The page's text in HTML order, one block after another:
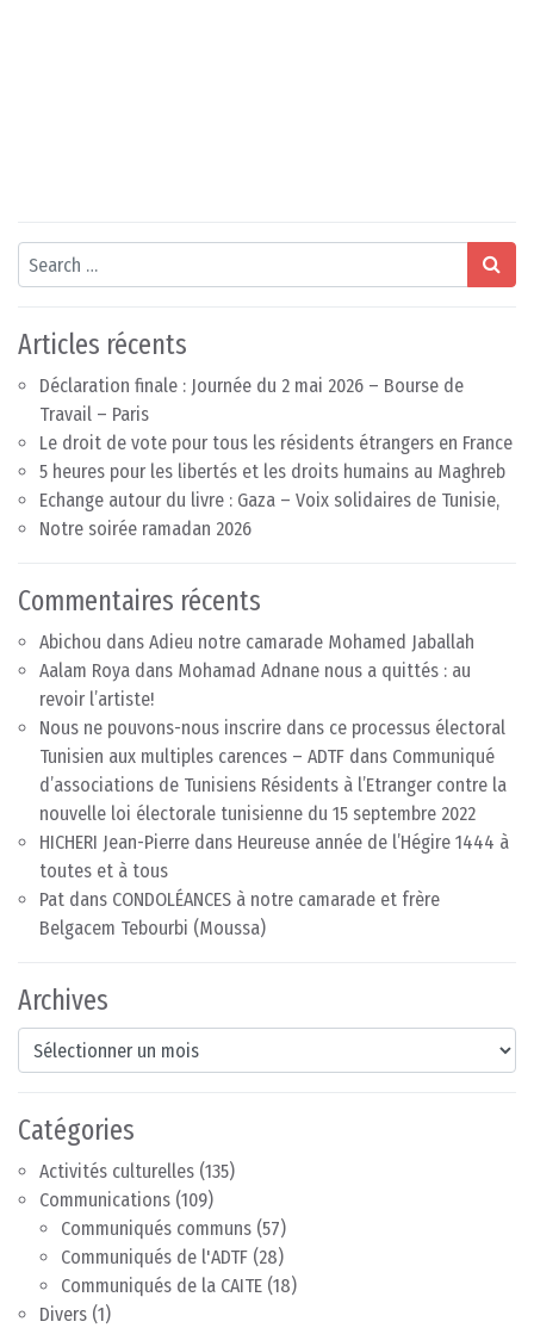
Search
Articles récents
Déclaration finale : Journée du 2 mai 2026 – Bourse de
Travail – Paris
Le droit de vote pour tous les résidents étrangers en France
5 heures pour les libertés et les droits humains au Maghreb
Echange autour du livre : Gaza – Voix solidaires de Tunisie,
Notre soirée ramadan 2026
Commentaires récents
Abichou dans Adieu notre camarade Mohamed Jaballah
Aalam Roya dans Mohamad Adnane nous a quittés : au
revoir l’artiste!
Nous ne pouvons-nous inscrire dans ce processus électoral
Tunisien aux multiples carences – ADTF dans Communiqué
d’associations de Tunisiens Résidents à l’Etranger contre la
nouvelle loi électorale tunisienne du 15 septembre 2022
HICHERI Jean-Pierre dans Heureuse année de l’Hégire 1444 à
toutes et à tous
Pat dans CONDOLÉANCES à notre camarade et frère
Belgacem Tebourbi (Moussa)
Archives
Archives
Catégories
Activités culturelles (135)
Communications (109)
Communiqués communs (57)
Communiqués de l'ADTF (28)
Communiqués de la CAITE (18)
Divers (1)